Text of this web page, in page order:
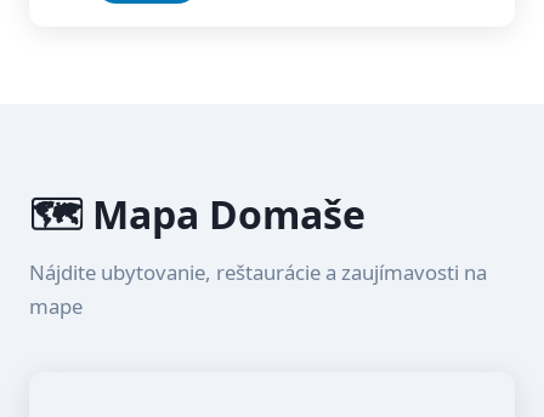
🗺️ Mapa Domaše
Nájdite ubytovanie, reštaurácie a zaujímavosti na
mape